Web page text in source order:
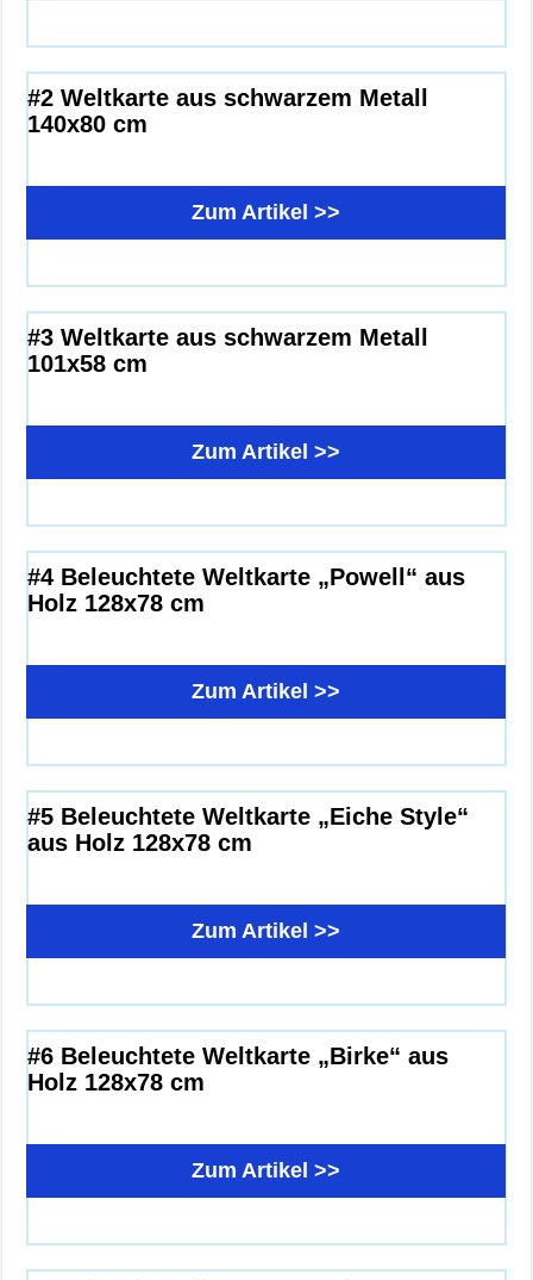
#2 Weltkarte aus schwarzem Metall
140x80 cm
Zum Artikel >>
#3 Weltkarte aus schwarzem Metall
101x58 cm
Zum Artikel >>
#4 Beleuchtete Weltkarte „Powell“ aus
Holz 128x78 cm
Zum Artikel >>
#5 Beleuchtete Weltkarte „Eiche Style“
aus Holz 128x78 cm
Zum Artikel >>
#6 Beleuchtete Weltkarte „Birke“ aus
Holz 128x78 cm
Zum Artikel >>